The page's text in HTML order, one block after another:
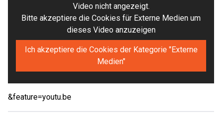
Video nicht angezeigt.
Bitte akzeptiere die Cookies für Externe Medien um
dieses Video anzuzeigen
Ich akzeptiere die Cookies der Kategorie "Externe
Medien"
&feature=youtu.be